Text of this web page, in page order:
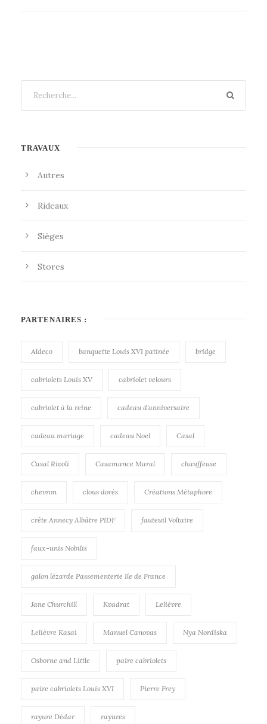
TRAVAUX
Autres
Rideaux
Sièges
Stores
PARTENAIRES :
Aldeco banquette Louis XVI patinée bridge
cabriolets Louis XV cabriolet velours
cabriolet à la reine cadeau d'anniversaire
cadeau mariage cadeau Noel Casal
Casal Rivoli Casamance Maral chauffeuse
chevron clous dorés Créations Métaphore
crête Annecy Albâtre PIDF fauteuil Voltaire
faux-unis Nobilis
galon lézarde Passementerie Ile de France
Jane Churchill Kvadrat Lelièvre
Lelièvre Kasai Manuel Canovas Nya Nordiska
Osborne and Little paire cabriolets
paire cabriolets Louis XVI Pierre Frey
rayure Dédar rayures